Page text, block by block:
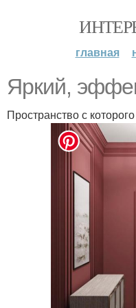
главная
Яркий,
Пространство с